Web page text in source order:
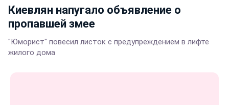
Киевлян напугало объявление о
пропавшей змее
"Юморист" повесил листок с предупреждением в лифте
жилого дома